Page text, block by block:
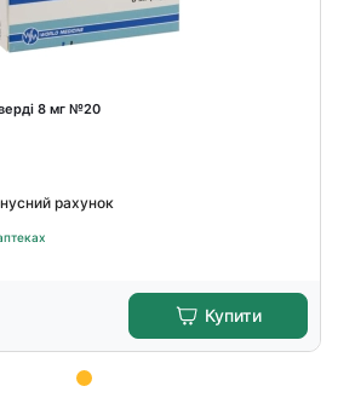
8 мг №20
рахунок
Купити